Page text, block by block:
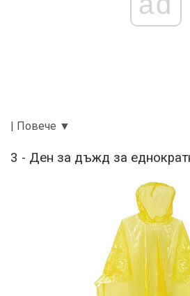
| Повече ▼
3 - Ден за дъжд за